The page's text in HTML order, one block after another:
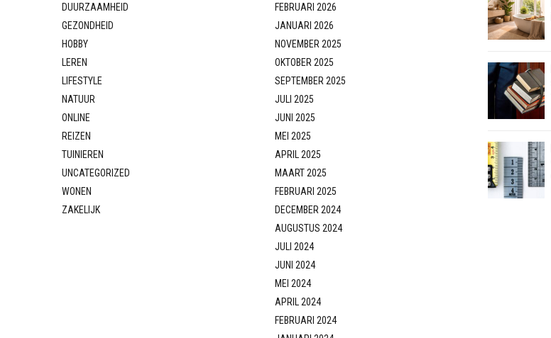
DUURZAAMHEID
GEZONDHEID
HOBBY
LEREN
LIFESTYLE
NATUUR
ONLINE
REIZEN
TUINIEREN
UNCATEGORIZED
WONEN
ZAKELIJK
FEBRUARI 2026
JANUARI 2026
NOVEMBER 2025
OKTOBER 2025
SEPTEMBER 2025
JULI 2025
JUNI 2025
MEI 2025
APRIL 2025
MAART 2025
FEBRUARI 2025
DECEMBER 2024
AUGUSTUS 2024
JULI 2024
JUNI 2024
MEI 2024
APRIL 2024
FEBRUARI 2024